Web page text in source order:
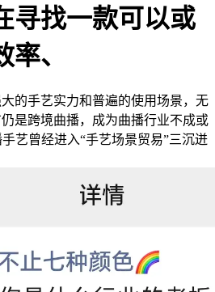
寻找一款可以或
、
手艺实力和普遍的使用场景，无
是跨境曲播，成为曲播行业不成或
艺曾经进入“手艺场景贸易”三沉迸